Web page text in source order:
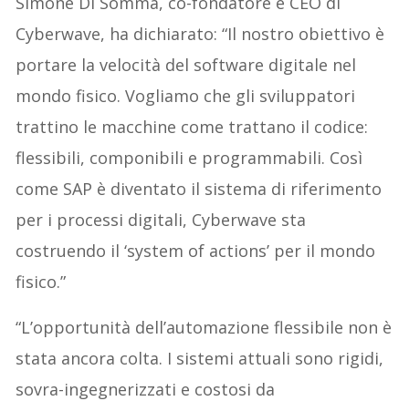
Cyberwave, ha dichiarato: “Il nostro obiettivo è
portare la velocità del software digitale nel
mondo fisico. Vogliamo che gli sviluppatori
trattino le macchine come trattano il codice:
flessibili, componibili e programmabili. Così
come SAP è diventato il sistema di riferimento
per i processi digitali, Cyberwave sta
costruendo il ‘system of actions’ per il mondo
fisico.”
“L’opportunità dell’automazione flessibile non è
stata ancora colta. I sistemi attuali sono rigidi,
sovra-ingegnerizzati e costosi da